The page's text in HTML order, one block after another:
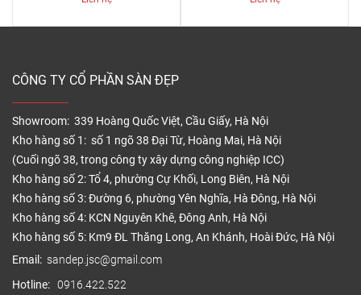
CÔNG TY CỔ PHẦN SÀN ĐẸP
Showroom: 339 Hoàng Quốc Việt, Cầu Giấy, Hà Nội
Kho hàng số 1: số 1 ngõ 38 Đại Từ, Hoàng Mai, Hà Nội
(Cuối ngõ 38, trong công ty xây dựng công nghiệp ICC)
Kho hàng số 2: Tổ 4, phường Cự Khối, Long Biên, Hà Nội
Kho hàng số 3: Đường 6, phường Yên Nghĩa, Hà Đông, Hà Nội
Kho hàng số 4: KCN Nguyên Khê, Đông Anh, Hà Nội
Kho hàng số 5: Km9 ĐL Thăng Long, An Khánh, Hoài Đức, Hà Nội
Email: sandep.jsc@gmail.com
Hotline: 0916.422.522